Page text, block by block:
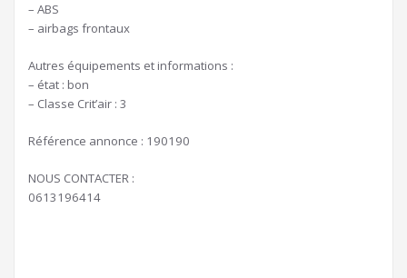
– ABS
– airbags frontaux
Autres équipements et informations :
– état : bon
– Classe Crit’air : 3
Référence annonce : 190190
NOUS CONTACTER :
0613196414